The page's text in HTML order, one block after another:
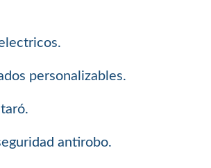
personalizables.
antirobo.